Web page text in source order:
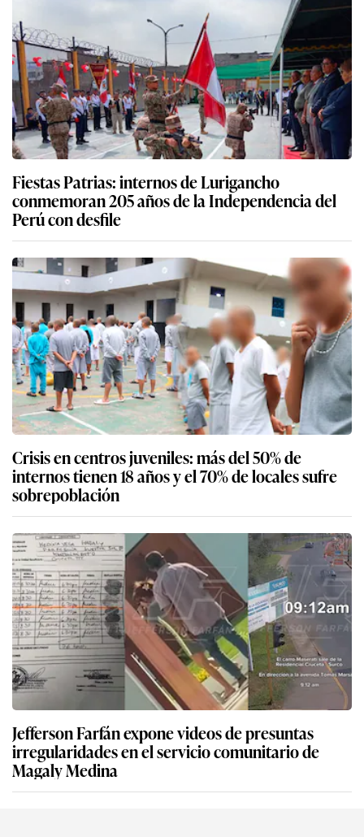
Fiestas Patrias: internos de Lurigancho
conmemoran 205 años de la Independencia del
Perú con desfile
Crisis en centros juveniles: más del 50% de
internos tienen 18 años y el 70% de locales sufre
sobrepoblación
Jefferson Farfán expone videos de presuntas
irregularidades en el servicio comunitario de
Magaly Medina